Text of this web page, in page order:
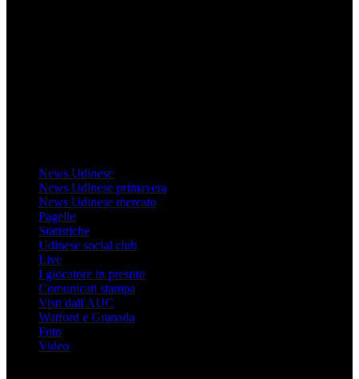
News Udinese
News Udinese primavera
News Udinese mercato
Pagelle
Statistiche
Udinese social club
Live
I giocatore in prestito
Comunicati stampa
Visti dall'AUC
Watford e Granada
Foto
Video